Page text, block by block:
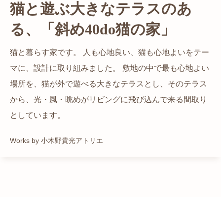
猫と遊ぶ大きなテラスのあ
る、「斜め40do猫の家」
猫と暮らす家です。 人も心地良い、猫も心地よいをテー
マに、設計に取り組みました。 敷地の中で最も心地よい
場所を、猫が外で遊べる大きなテラスとし、そのテラス
から、光・風・眺めがリビングに飛び込んで来る間取り
としています。
Works by 小木野貴光アトリエ
光が溢れ、広がりある空間の
家
都心でありながらも緑の多いエリアです。 その緑の借景
も取り入れること、窓の配置を工夫することで、光を取
り入れながらも、カーテンを閉じずに生活できる様設計
しています。
自然の中の岩山を切り開いて造った、ワイルドなゲスト
ハウスをイメージした空間が広がる都市型住宅です。
かつての機織り工場が、その趣を残しつつ孫世帯の住居
へと蘇りました。